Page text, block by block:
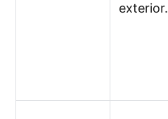
exterior.